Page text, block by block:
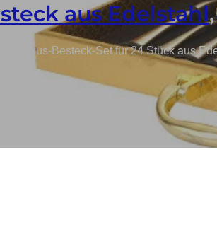
aus Edelstahl
Luxus-Besteck-Set für 24 Stück aus